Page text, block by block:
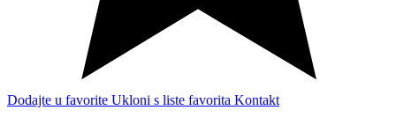
Dodajte u favorite Ukloni s liste favorita Kontakt